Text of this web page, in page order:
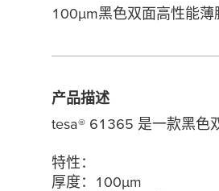
100µm黑色双面高性能薄
产品描述
tesa® 61365 是一款黑色
特性：
厚度：100µm